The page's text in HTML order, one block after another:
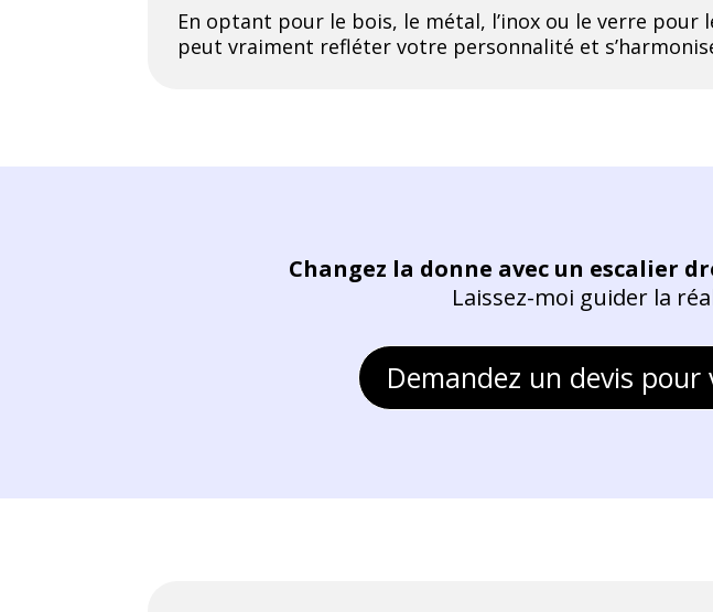
En optant pour le bois, le métal, l’inox ou le verre
peut vraiment refléter votre personnalité et
Changez la donne avec un escalier
Laissez-moi guider la
Demandez un devis